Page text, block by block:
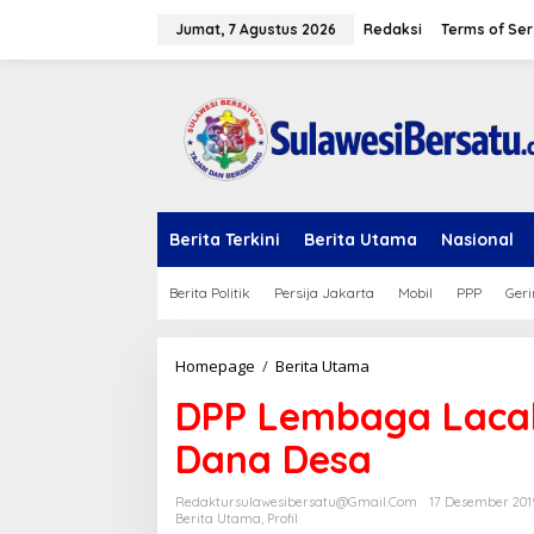
Jumat, 7 Agustus 2026 Redaksi Terms of
Berita Terkini Berita Utama Nasional
Berita Politik Persija Jakarta Mobil PPP
Homepage / Berita Utama
P
L
b
DPP Lembaga
Dana Desa
Redaktursulawesibersatu@gmail.com
17 Desember
Berita Utama, Profil